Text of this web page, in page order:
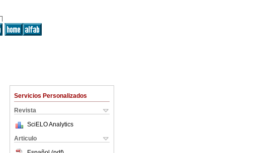
Servicios Personalizados
Revista
SciELO Analytics
Articulo